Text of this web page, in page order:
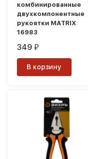
комбинированные
двухкомпонентные
рукоятки MATRIX
16983
349₽
В корзину